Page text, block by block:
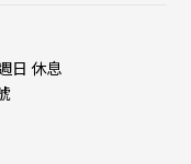
日 休息